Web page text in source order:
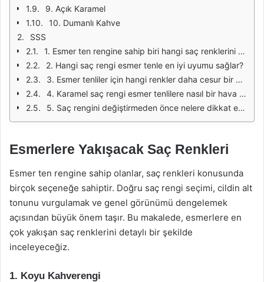
9. Açık Karamel
10. Dumanlı Kahve
SSS
1. Esmer ten rengine sahip biri hangi saç renklerini tercih etmelidir?
2. Hangi saç rengi esmer tenle en iyi uyumu sağlar?
3. Esmer tenliler için hangi renkler daha cesur bir görünüm sağlar?
4. Karamel saç rengi esmer tenlilere nasıl bir hava katar?
5. Saç rengini değiştirmeden önce nelere dikkat etmeliyim?
Esmerlere Yakışacak Saç Renkleri
Esmer ten rengine sahip olanlar, saç renkleri konusunda
birçok seçeneğe sahiptir. Doğru saç rengi seçimi, cildin alt
tonunu vurgulamak ve genel görünümü dengelemek
açısından büyük önem taşır. Bu makalede, esmerlere en
çok yakışan saç renklerini detaylı bir şekilde
inceleyeceğiz.
1. Koyu Kahverengi